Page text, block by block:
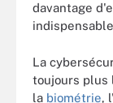
davantage
La
toujours plus
la biométrie,